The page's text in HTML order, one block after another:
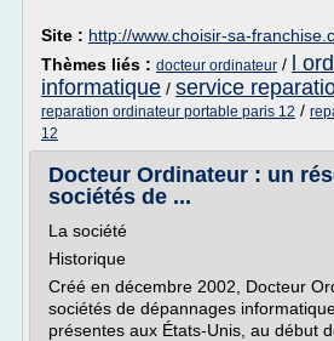
Site : http://www.choisir-sa-
Thèmes liés : docteur ordinateur /
l
informatique / service
reparation ordinateur portable paris 12 /
12
Docteur Ordinateur : un
sociétés de ...
La société
Historique
Créé en décembre 2002, Docteur
sociétés de dépannages
présentes aux États-Unis, au début